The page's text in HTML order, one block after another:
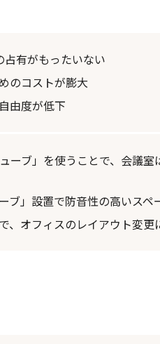
有がもったいない
のコストが膨大
由度が低下
ーブ」を使うことで、会議
ブ」設置で防音性の高いスペ
、オフィスのレイアウト変更